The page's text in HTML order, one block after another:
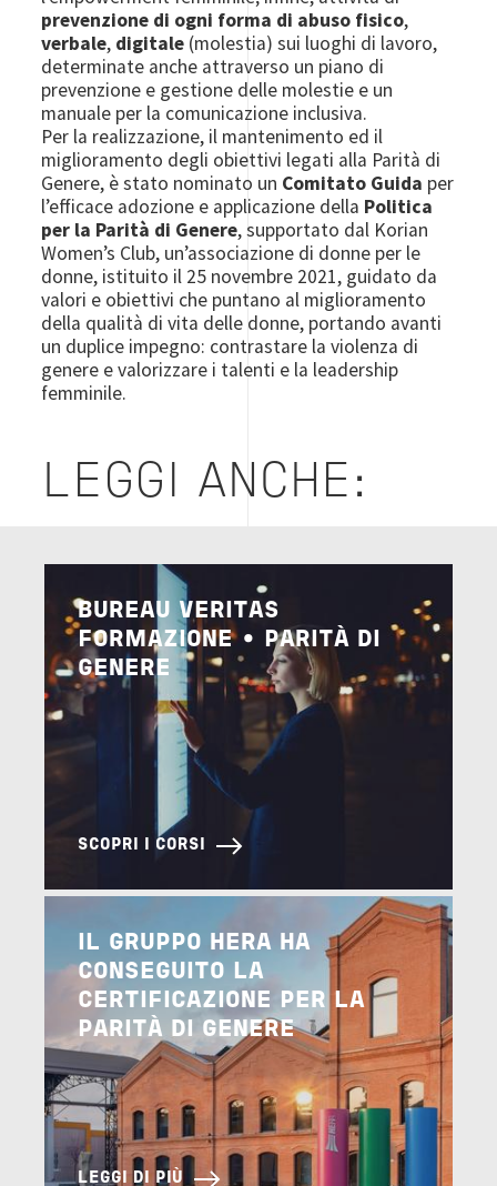
prevenzione di ogni forma di abuso fisico,
verbale, digitale (molestia) sui luoghi di lavoro,
determinate anche attraverso un piano di
prevenzione e gestione delle molestie e un
manuale per la comunicazione inclusiva.
Per la realizzazione, il mantenimento ed il
miglioramento degli obiettivi legati alla Parità di
Genere, è stato nominato un Comitato Guida per
l’efficace adozione e applicazione della Politica
per la Parità di Genere, supportato dal Korian
Women’s Club, un’associazione di donne per le
donne, istituito il 25 novembre 2021, guidato da
valori e obiettivi che puntano al miglioramento
della qualità di vita delle donne, portando avanti
un duplice impegno: contrastare la violenza di
genere e valorizzare i talenti e la leadership
femminile.
LEGGI ANCHE:
BUREAU VERITAS
FORMAZIONE • PARITÀ DI
GENERE
SCOPRI I CORSI
IL GRUPPO HERA HA
CONSEGUITO LA
CERTIFICAZIONE PER LA
PARITÀ DI GENERE
LEGGI DI PIÙ